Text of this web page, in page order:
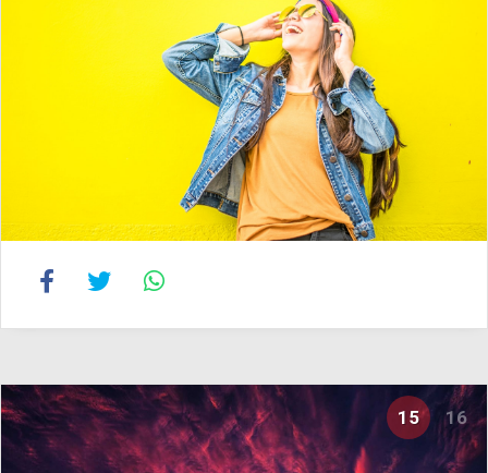
15 16